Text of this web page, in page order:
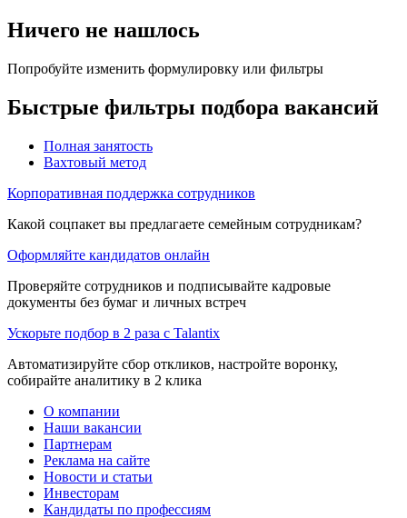
Ничего не нашлось
Попробуйте изменить формулировку или фильтры
Быстрые фильтры подбора вакансий
Полная занятость
Вахтовый метод
Корпоративная поддержка сотрудников
Какой соцпакет вы предлагаете семейным сотрудникам?
Оформляйте кандидатов онлайн
Проверяйте сотрудников и подписывайте кадровые
документы без бумаг и личных встреч
Ускорьте подбор в 2 раза с Talantix
Автоматизируйте сбор откликов, настройте воронку,
собирайте аналитику в 2 клика
О компании
Наши вакансии
Партнерам
Реклама на сайте
Новости и статьи
Инвесторам
Кандидаты по профессиям